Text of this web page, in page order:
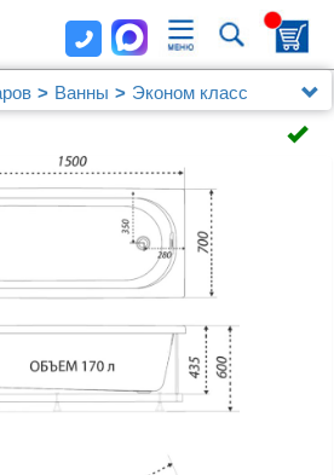
Ванны
Эконом класс
(Triton) Дюна 150x70